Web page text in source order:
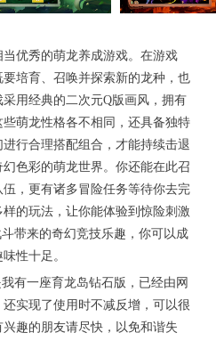
当优秀的萌龙养成游戏。在游戏
培育、召唤并探索新的龙种，也
用经典的二次元Q版画风，拥有
萌龙性格各不相同，还具备独特
行合理搭配组合，才能持续击退
色彩的萌龙世界。你还能在此召
，更有诸多冒险任务等待你去完
的玩法，让你能体验到惊险刺激
带来的奇幻竞技乐趣，你可以成
性十足。
有一座育龙岛钻石版，已经由网
实现了使用时不减反增，可以很
趣的朋友请尽快，以免和谐失